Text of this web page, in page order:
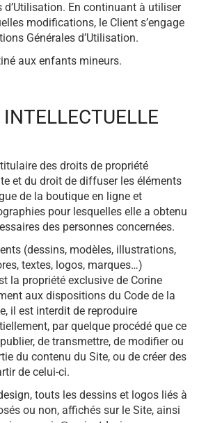
d’Utilisation. En continuant à utiliser
modifications, le Client s’engage
Générales d’Utilisation.
aux enfants mineurs.
des droits de propriété
et du droit de diffuser les éléments
de la boutique en ligne et
pour lesquelles elle a obtenu
des personnes concernées.
(dessins, modèles, illustrations,
textes, logos, marques…)
la propriété exclusive de Corine
aux dispositions du Code de la
il est interdit de reproduire
par quelque procédé que ce
de transmettre, de modifier ou
du contenu du Site, ou de créer des
de celui-ci.
touts les dessins et logos liés à
ou non, affichés sur le Site, ainsi